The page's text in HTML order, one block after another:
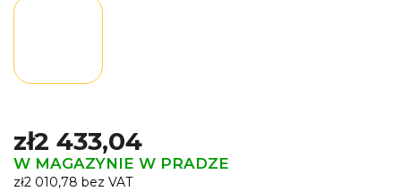
zł2 433,04
W MAGAZYNIE W PRADZE
zł2 010,78 bez VAT